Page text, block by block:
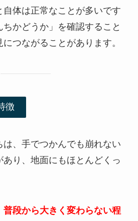
体は正常なことが多いです
かどうか」を確認すること
つながることがあります。
徴
、手でつかんでも崩れない
り、地面にもほとんどくっ
段から大きく変わらない程